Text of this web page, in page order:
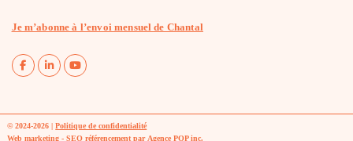
Je m’abonne à l’envoi mensuel de Chantal
© 2024-2026 |Politique de confidentialité
Web marketing - SEO référencement par Agence POP inc.